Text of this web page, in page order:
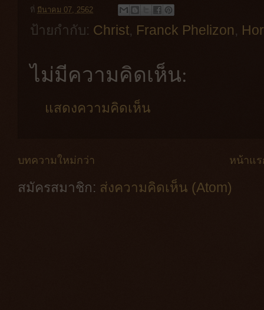
ที่ มีนาคม 07, 2562
ป้ายกำกับ: Christ, Franck Phelizon,
ไม่มีความคิดเห็น:
แสดงความคิดเห็น
บทความใหม่กว่า หน้าแร
สมัครสมาชิก: ส่งความคิดเห็น (Atom)